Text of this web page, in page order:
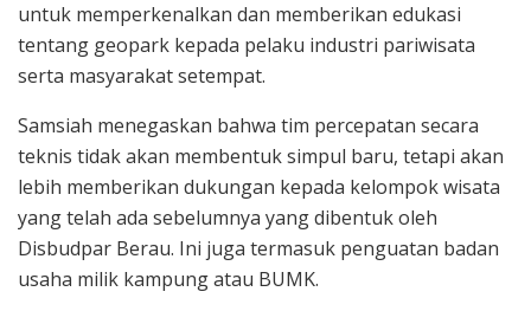
untuk memperkenalkan dan memberikan edukasi
tentang geopark kepada pelaku industri pariwisata
serta masyarakat setempat.
Samsiah menegaskan bahwa tim percepatan secara
teknis tidak akan membentuk simpul baru, tetapi akan
lebih memberikan dukungan kepada kelompok wisata
yang telah ada sebelumnya yang dibentuk oleh
Disbudpar Berau. Ini juga termasuk penguatan badan
usaha milik kampung atau BUMK.